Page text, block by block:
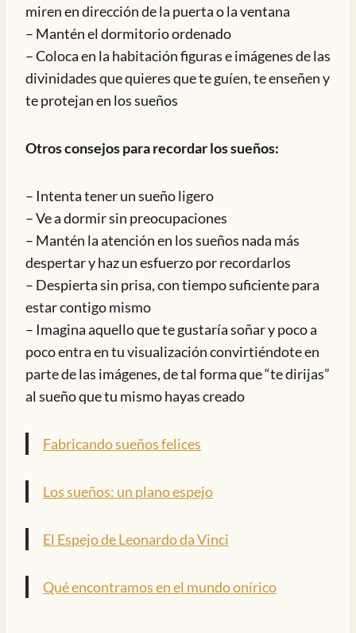
miren en dirección de la puerta o la ventana
– Mantén el dormitorio ordenado
– Coloca en la habitación figuras e imágenes de las
divinidades que quieres que te guíen, te enseñen y
te protejan en los sueños
Otros consejos para recordar los sueños:
– Intenta tener un sueño ligero
– Ve a dormir sin preocupaciones
– Mantén la atención en los sueños nada más
despertar y haz un esfuerzo por recordarlos
– Despierta sin prisa, con tiempo suficiente para
estar contigo mismo
– Imagina aquello que te gustaría soñar y poco a
poco entra en tu visualización convirtiéndote en
parte de las imágenes, de tal forma que “te dirijas”
al sueño que tu mismo hayas creado
Fabricando sueños felices
Los sueños: un plano espejo
El Espejo de Leonardo da Vinci
Qué encontramos en el mundo onírico